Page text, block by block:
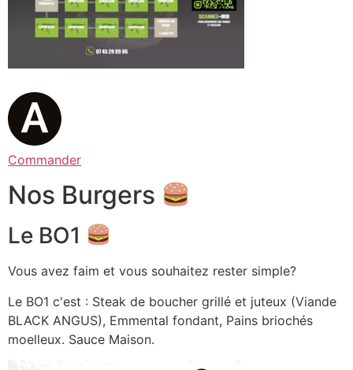
Commander
Nos Burgers
Le BO1
Vous avez faim et vous souhaitez rester simple?
Le BO1 c'est : Steak de boucher grillé et juteux (Viande
BLACK ANGUS), Emmental fondant, Pains briochés
moelleux. Sauce Maison.